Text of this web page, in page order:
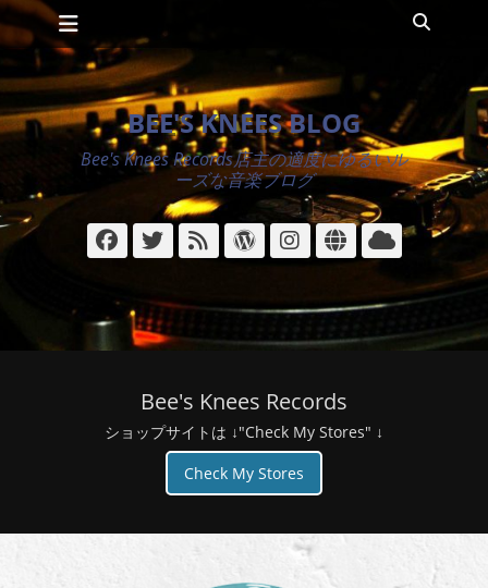
コ
ン
テ
ン
ツ
へ
ッ
プ
メインメニュー
索
BEE'S KNEES BLOG
Bee's Knees Records店主の適度にゆるいル
ーズな音楽ブログ
Facebook
Twitter
ィ
ド
WordPress
Instagram
サ
イ
ク
ラ
ウ
ド
Bee's Knees Records
ショップサイトは ↓"Check My Stores" ↓
Check My Stores